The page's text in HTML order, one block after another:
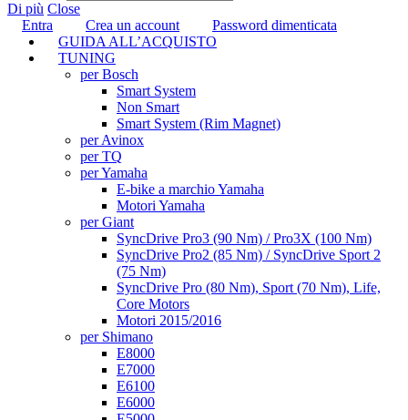
Di più Close
Entra
Crea un account
Password dimenticata
GUIDA ALL’ACQUISTO
TUNING
per Bosch
Smart System
Non Smart
Smart System (Rim Magnet)
per Avinox
per TQ
per Yamaha
E-bike a marchio Yamaha
Motori Yamaha
per Giant
SyncDrive Pro3 (90 Nm) / Pro3X (100 Nm)
SyncDrive Pro2 (85 Nm) / SyncDrive Sport 2
(75 Nm)
SyncDrive Pro (80 Nm), Sport (70 Nm), Life,
Core Motors
Motori 2015/2016
per Shimano
E8000
E7000
E6100
E6000